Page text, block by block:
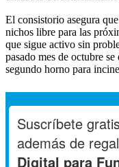
El consistorio asegura
nichos libre para las
que sigue activo sin
pasado mes de octubre
segundo horno para